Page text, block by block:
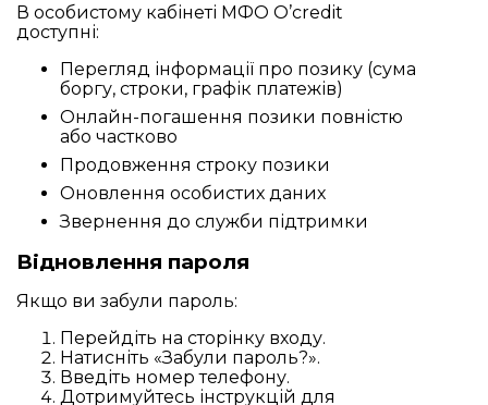
В особистому кабінеті МФО O’credit
доступні:
Перегляд інформації про позику (сума
боргу, строки, графік платежів)
Онлайн-погашення позики повністю
або частково
Продовження строку позики
Оновлення особистих даних
Звернення до служби підтримки
Відновлення пароля
Якщо ви забули пароль:
Перейдіть на сторінку входу.
Натисніть «Забули пароль?».
Введіть номер телефону.
Дотримуйтесь інструкцій для